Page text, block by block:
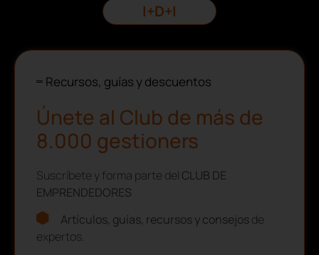
I+D+I
Recursos, guías y descuentos
Únete al Club de más de
8.000 gestioners
Suscríbete y forma parte del CLUB DE
EMPRENDEDORES
Artículos, guías, recursos y consejosde
expertos.